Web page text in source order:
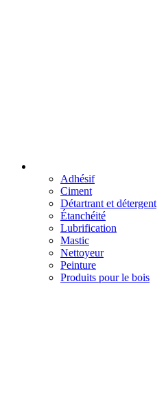
Adhésif
Ciment
Détartrant et détergent
Étanchéité
Lubrification
Mastic
Nettoyeur
Peinture
Produits pour le bois